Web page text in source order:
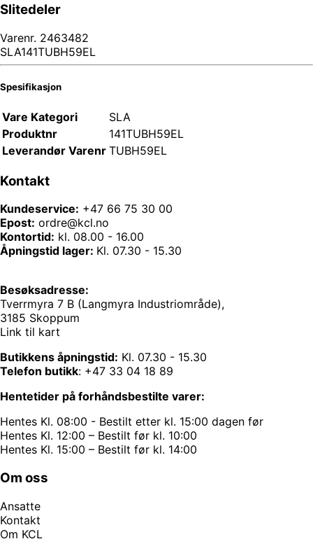
Slitedeler
Varenr. 2463482
SLA141TUBH59EL
Spesifikasjon
Vare Kategori
SLA
Produktnr
141TUBH59EL
Leverandør Varenr TUBH59EL
Kontakt
Kundeservice: +47 66 75 30 00
Epost: ordre@kcl.no
Kontortid: kl. 08.00 - 16.00
Åpningstid lager: Kl. 07.30 - 15.30
Besøksadresse:
Tverrmyra 7 B (Langmyra Industriområde),
3185 Skoppum
Link til kart
Butikkens åpningstid: Kl. 07.30 - 15.30
Telefon butikk: +47 33 04 18 89
Hentetider på forhåndsbestilte varer:
Hentes Kl. 08:00 - Bestilt etter kl. 15:00 dagen før
Hentes Kl. 12:00 – Bestilt før kl. 10:00
Hentes Kl. 15:00 – Bestilt før kl. 14:00
Om oss
Ansatte
Kontakt
Om KCL